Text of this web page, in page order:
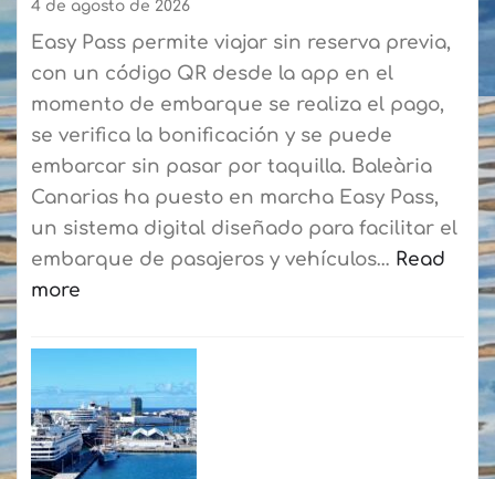
Vela
Latina
Canaria
de
Botes
consolidan
su
curso
de
verano
más
50
participantes
cada
4 de agosto de 2026
Easy Pass permite viajar sin reserva previa,
con un código QR desde la app en el
momento de embarque se realiza el pago,
se verifica la bonificación y se puede
embarcar sin pasar por taquilla. Baleària
Canarias ha puesto en marcha Easy Pass,
un sistema digital diseñado para facilitar el
embarque de pasajeros y vehículos… Read
more
Baleària
estrena
un